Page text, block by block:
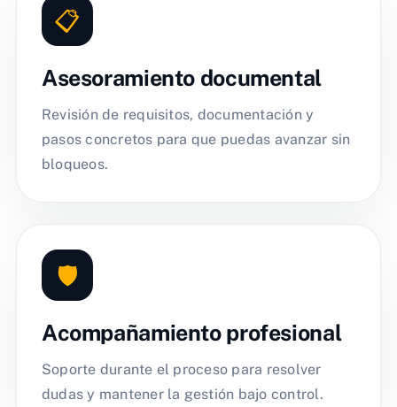
📋
Asesoramiento documental
Revisión de requisitos, documentación y
pasos concretos para que puedas avanzar sin
bloqueos.
🛡️
Acompañamiento profesional
Soporte durante el proceso para resolver
dudas y mantener la gestión bajo control.